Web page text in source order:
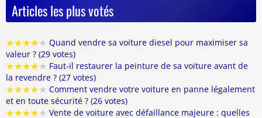
Articles les plus votés
★★★★★ Quand vendre sa voiture diesel pour maximiser sa
valeur ? (29 votes)
★★★★★ Faut-il restaurer la peinture de sa voiture avant de
la revendre ? (27 votes)
★★★★★ Comment vendre votre voiture en panne légalement
et en toute sécurité ? (26 votes)
★★★★★ Vente de voiture avec défaillance majeure : quelles